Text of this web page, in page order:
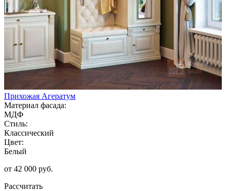
Прихожая Агератум
Материал фасада:
МДФ
Стиль:
Классический
Цвет:
Белый
от 42 000 руб.
Рассчитать